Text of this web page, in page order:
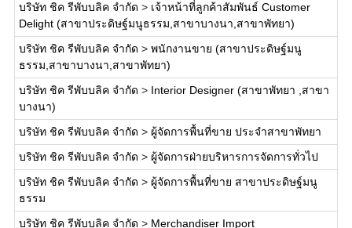
บริษัท ชิค รีพับบลิค จำกัด > เจ้าหน้าที่ลูกค้าสัมพันธ์ Customer
Delight (สาขาประดิษฐ์มนูธรรม,สาขาบางนา,สาขาพัทยา)
บริษัท ชิค รีพับบลิค จำกัด > พนักงานขาย (สาขาประดิษฐ์มนู
ธรรม,สาขาบางนา,สาขาพัทยา)
บริษัท ชิค รีพับบลิค จำกัด > Interior Designer (สาขาพัทยา ,สาขา
บางนา)
บริษัท ชิค รีพับบลิค จำกัด > ผู้จัดการพื้นที่ขาย ประจำสาขาพัทยา
บริษัท ชิค รีพับบลิค จำกัด > ผู้จัดการฝ่ายบริหารการจัดการทั่วไป
บริษัท ชิค รีพับบลิค จำกัด > ผู้จัดการพื้นที่ขาย สาขาประดิษฐ์มนู
ธรรม
บริษัท ชิค รีพับบลิค จำกัด > Merchandiser Import